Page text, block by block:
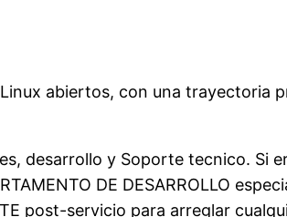
abiertos, con una trayectoria
desarrollo y Soporte tecnico. Si
DE DESARROLLO
post-servicio para arreglar